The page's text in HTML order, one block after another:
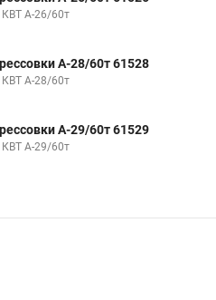
КВТ А-26/60т
А-28/60т 61528
КВТ А-28/60т
А-29/60т 61529
КВТ А-29/60т